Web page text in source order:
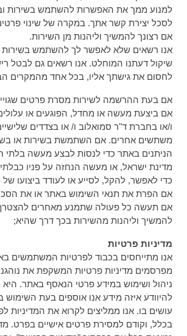
למנוע ממך את האפשרות להשתמש בשירות
לסכל יצירת קשר אתך. במקרה של שינוי
אם רצונך להמשיך וליהנות מן השירות.
אנו רשאים שלא לאפשר לך להשתמש בשירות
שיקול דעתנו המוחלט. אנו רשאים גם לבטל
לחסום את גישתך אליו, בכל אחד מהמקרים
אם בעת ההרשמה לשירות מסרת פרטים
ו/או בחברת ד"ר סמואלוב ו/ או בצדדים
משתשים אחרים. אם השתמשת בשירות או
הניתנים באתר כדי לנסות לבצע מעשה בלתי
מדינת ישראל, או מעשה הנחזה על פניו כבלתי
כדי לאפשר, להקל, לסייע או לעודד ביצועו
אם הפרת את תנאי השימוש באתר או את
אם תעשה כל פעולה שתמנע מאחרים להצטרף
להמשיך וליהנות מהשירות בכך דרך שהיא;
מדיניות פרטיות
אנו מתייחסים בכבוד לפרטיות המשתמשים
מפרסמים מדיניות פרטיות המשקפת את
ניהול ושימוש במידע פרטי הנאסף באתר.
להיוודע איזה מידע אנו אוספים בעת השימוש
עושים בו. אנו ממליצים לקרוא את המדיניות
בכלל, וקודם למסירת פרטים אישיים בפרט.